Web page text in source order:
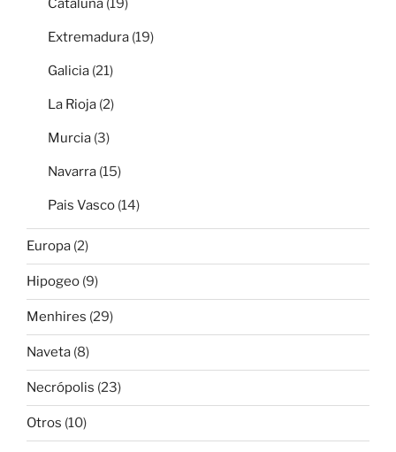
Cataluña (19)
Extremadura (19)
Galicia (21)
La Rioja (2)
Murcia (3)
Navarra (15)
Pais Vasco (14)
Europa (2)
Hipogeo (9)
Menhires (29)
Naveta (8)
Necrópolis (23)
Otros (10)